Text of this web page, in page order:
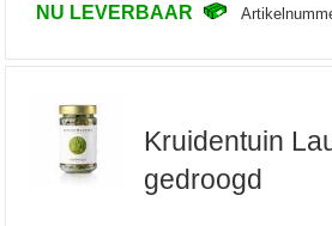
NU LEVERBAAR
Kruidentuin
gedroogd